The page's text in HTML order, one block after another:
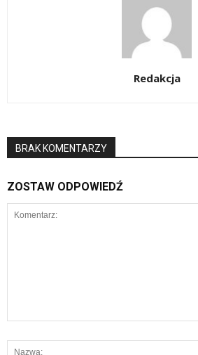
Redakcja
BRAK KOMENTARZY
ZOSTAW ODPOWIEDŹ